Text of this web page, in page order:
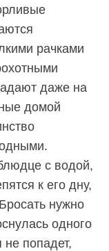
рачками
даже на
домой
с водой,
к его дну,
нужно
одного
попадет,